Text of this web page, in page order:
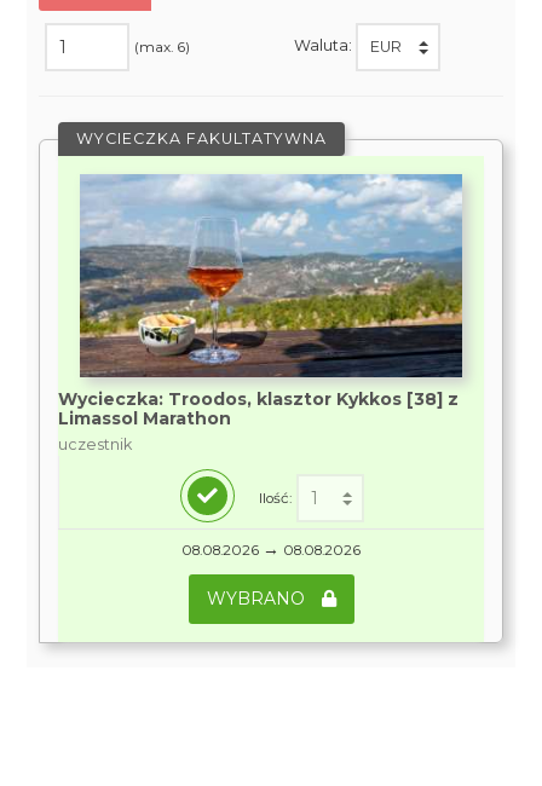
(max. 6) Waluta:
WYCIECZKA FAKULTATYWNA
Wycieczka: Troodos, klasztor Kykkos [38] z
Limassol Marathon
uczestnik
Ilość:
08.08.2026 → 08.08.2026
WYBRANO